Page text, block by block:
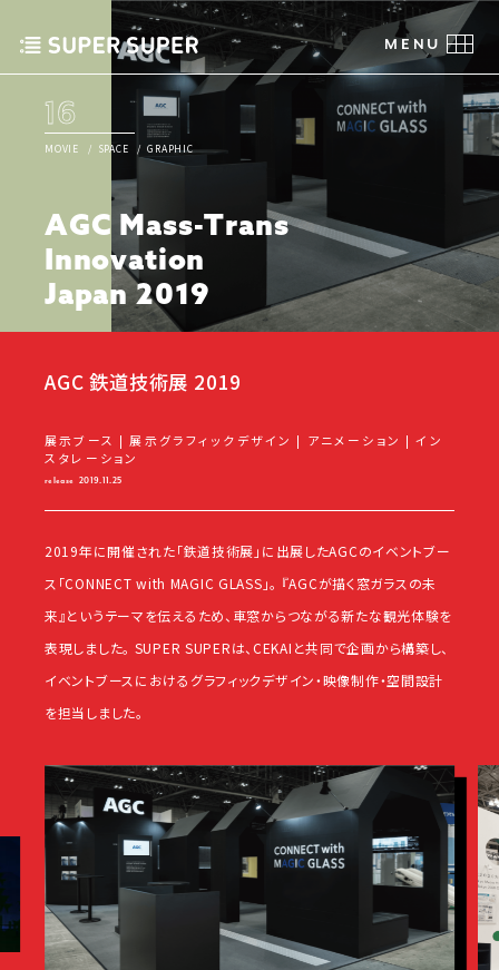
M E N U
M E
C L O
CLOSE
16
MOVIE SPACE GRAPHIC
AGC Mass-Trans
Innovation
Japan 2019
AGC 鉄道技術展 2019
展示ブース | 展示グラフィックデザイン | アニメーション | イン
スタレーション
release 2019.11.25
2019年に開催された「鉄道技術展」に出展したAGCのイベントブー
ス「CONNECT with MAGIC GLASS」。 『AGCが描く窓ガラスの未
来』というテーマを伝えるため、車窓からつながる新たな観光体験を
表現しました。 SUPER SUPERは、CEKAIと共同で企画から構築し、
イベントブースにおけるグラフィックデザイン・映像制作・空間設計
を担当しました。